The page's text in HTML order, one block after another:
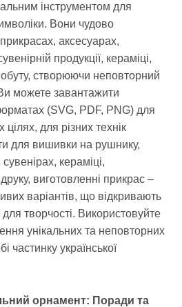
інструментом для
Вони чудово
аксесуарах,
продукції, кераміці,
створюючи неповторний
можете завантажити
(SVG, PDF, PNG) для
для різних технік
для вишивки на рушнику,
кераміці,
виготовленні прикрас –
варіантів, що відкривають
творчості. Використовуйте
унікальних та неповторних
частинку української
орнамент: Поради та